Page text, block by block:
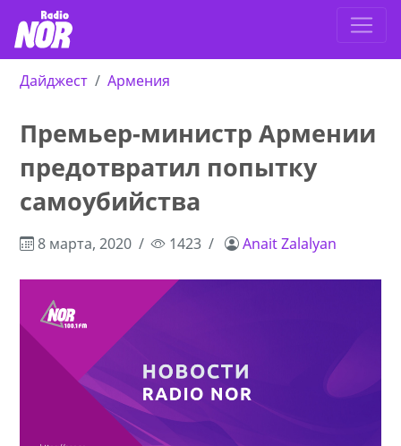
Дайджест Армения
Премьер-министр Армении
предотвратил попытку
самоубийства
8 марта, 2020 1423 Anait Zalalyan